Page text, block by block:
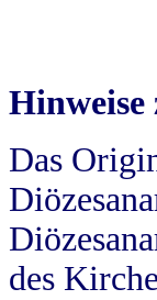
Das
des